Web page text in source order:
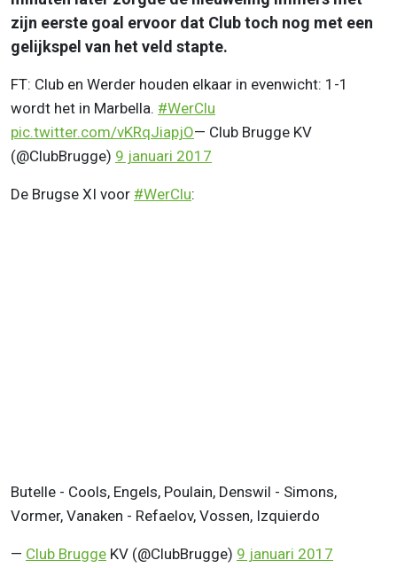
zijn eerste goal ervoor dat Club toch nog met een
gelijkspel van het veld stapte.
FT: Club en Werder houden elkaar in evenwicht: 1-1
wordt het in Marbella. #WerClu
pic.twitter.com/vKRqJiapjO— Club Brugge KV
(@ClubBrugge) 9 januari 2017
De Brugse XI voor #WerClu:
Butelle - Cools, Engels, Poulain, Denswil - Simons,
Vormer, Vanaken - Refaelov, Vossen, Izquierdo
— Club Brugge KV (@ClubBrugge) 9 januari 2017